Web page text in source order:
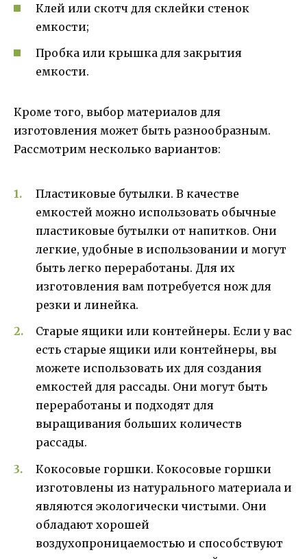
Клей или скотч для склейки стенок
емкости;
Пробка или крышка для закрытия
емкости.
Кроме того, выбор материалов для
изготовления может быть разнообразным.
Рассмотрим несколько вариантов:
Пластиковые бутылки. В качестве
емкостей можно использовать обычные
пластиковые бутылки от напитков. Они
легкие, удобные в использовании и могут
быть легко переработаны. Для их
изготовления вам потребуется нож для
резки и линейка.
Старые ящики или контейнеры. Если у вас
есть старые ящики или контейнеры, вы
можете использовать их для создания
емкостей для рассады. Они могут быть
переработаны и подходят для
выращивания больших количеств
рассады.
Кокосовые горшки. Кокосовые горшки
изготовлены из натурального материала и
являются экологически чистыми. Они
обладают хорошей
воздухопроницаемостью и способствуют